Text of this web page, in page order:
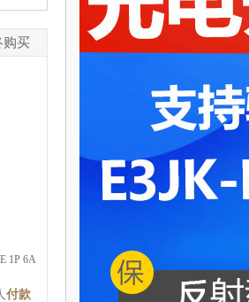
购买
1P 6A
付款